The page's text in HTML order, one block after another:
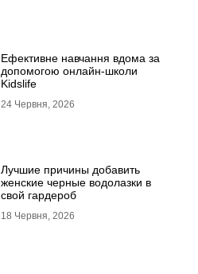
Ефективне навчання вдома за
допомогою онлайн-школи
Kidslife
24 Червня, 2026
Лучшие причины добавить
женские черные водолазки в
свой гардероб
18 Червня, 2026